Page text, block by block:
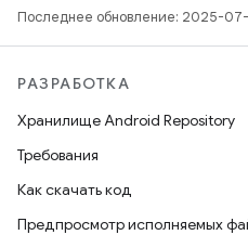
Последнее обновление: 2025-
РАЗРАБОТКА
Хранилище Android Repository
Требования
Как скачать код
Предпросмотр исполняемых